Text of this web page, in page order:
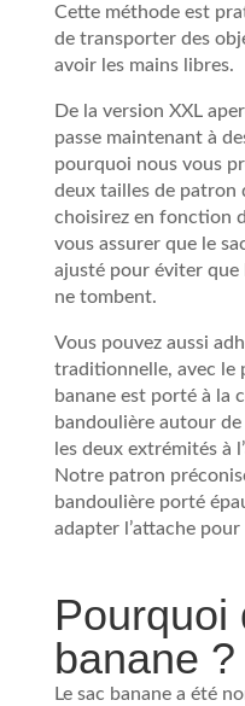
Cette méthode est
de transporter des
avoir les mains libres.
De la version XXL
passe maintenant à
pourquoi nous vous
deux tailles de patron
choisirez en fonction
vous assurer que le
ajusté pour éviter que
ne tombent.
Vous pouvez aussi
traditionnelle, avec le
banane est porté à la
bandoulière autour
les deux extrémités à
Notre patron
bandoulière porté
adapter l’attache
Pourquoi
banane ?
Le sac banane a été